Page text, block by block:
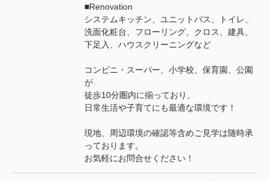
■Renovation
システムキッチン、ユニットバス、トイレ、
洗面化粧台、フローリング、クロス、建具、
下足入、ハウスクリーニングなど
コンビニ・スーパー、小学校、保育園、公園
が
徒歩10分圏内に揃っており、
日常生活や子育てにも最適な環境です！
現地、周辺環境の確認等含めご見学は随時承
っております。
お気軽にお問合せください！